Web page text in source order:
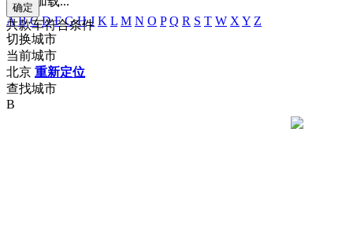
共款车符合条件
A B C D F G H J K L M N O P Q R S T W X Y Z
切换城市
当前城市
北京 重新定位
查找城市
B